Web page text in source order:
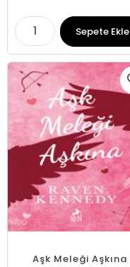
Sepete Ekle
Aşk Meleği Aşkına